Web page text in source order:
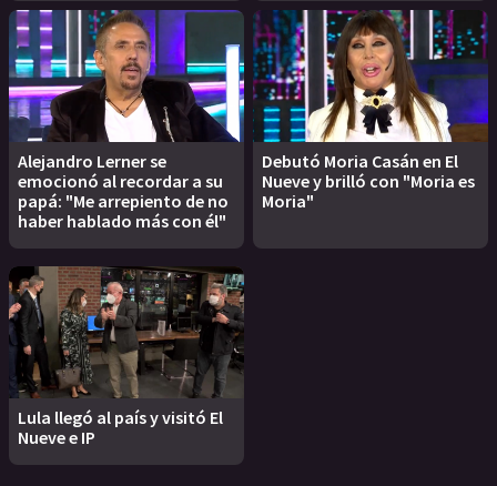
Alejandro Lerner se
emocionó al recordar a su
papá: "Me arrepiento de no
haber hablado más con él"
Debutó Moria Casán en El
Nueve y brilló con "Moria es
Moria"
Lula llegó al país y visitó El
Nueve e IP